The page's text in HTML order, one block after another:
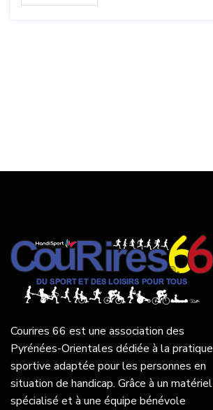
Courires 66 est une association des
Pyrénées-Orientales dédiée à la pratique
sportive adaptée pour les personnes en
situation de handicap. Grâce à un matériel
spécialisé et à une équipe bénévole